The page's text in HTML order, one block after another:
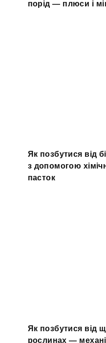
порід — плюси і
Як позбутися від
з допомогою
пасток
Як позбутися від
рослинах —